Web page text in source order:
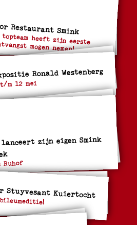
Restaurant Smink
heeft zijn eerste
mogen nemen!
Ronald Westenberg
12 mei
zijn eigen Smink
Ruhof
Stuyvesant Kuiertocht